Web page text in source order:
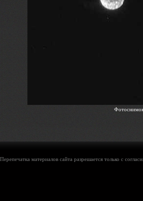
Перепечатка материалов сайта разрешается только с